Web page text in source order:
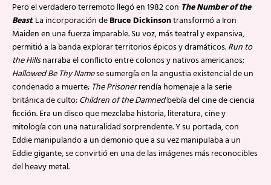
Pero el verdadero terremoto llegó en 1982 con The Number of the
Beast. La incorporación deBruce Dickinsontransformó a Iron
Maiden en una fuerza imparable. Su voz, más teatral y expansiva,
permitió a la banda explorar territorios épicos y dramáticos.Run to
the Hillsnarraba el conflicto entre colonos y nativos americanos;
Hallowed Be Thy Namese sumergía en la angustia existencial de un
condenado a muerte; The Prisonerrendía homenaje a la serie
británica de culto;Children of the Damnedbebía del cine de ciencia
ficción. Era un disco que mezclaba historia, literatura, cine y
mitología con una naturalidad sorprendente. Y su portada, con
Eddie manipulando a un demonio que a su vez manipulaba a un
Eddie gigante, se convirtió en una de las imágenes más reconocibles
del heavy metal.